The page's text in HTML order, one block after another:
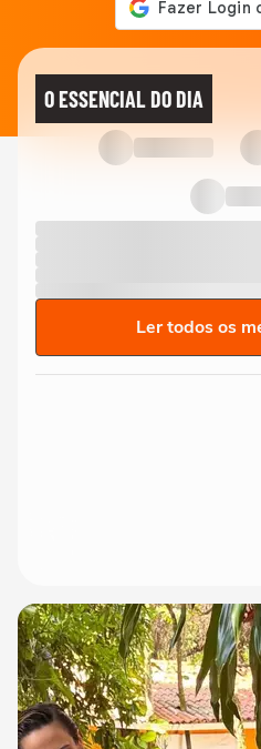
O ESSENCIAL DO DIA
Ler todos os